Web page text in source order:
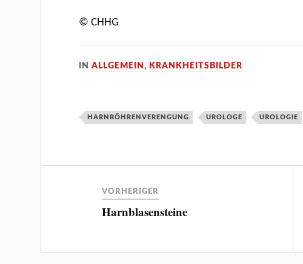
© CHHG
INALLGEMEIN, KRANKHEITSBILDER
HARNRÖHRENVERENGUNG UROLOGE UROLOGIE
VORHERIGER
Harnblasensteine